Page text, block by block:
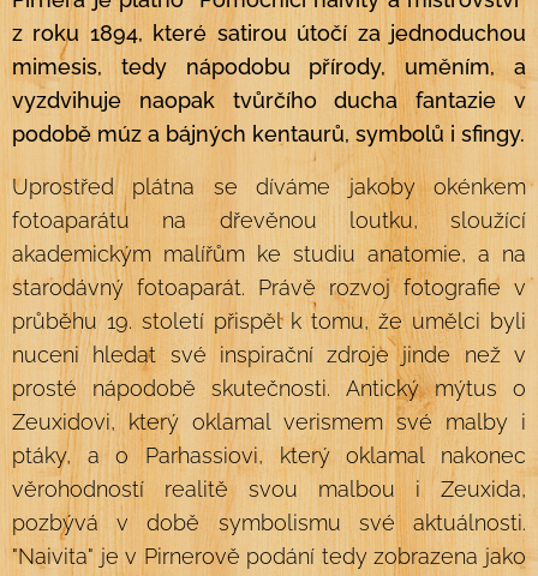
z roku 1894, které satirou útočí za jednoduchou
mimesis, tedy nápodobu přírody, uměním, a
vyzdvihuje naopak tvůrčího ducha fantazie v
podobě múz a bájných kentaurů, symbolů i sfingy.
Uprostřed plátna se díváme jakoby okénkem
fotoaparátu na dřevěnou loutku, sloužící
akademickým malířům ke studiu anatomie, a na
starodávný fotoaparát. Právě rozvoj fotografie v
průběhu 19. století přispěl k tomu, že umělci byli
nuceni hledat své inspirační zdroje jinde než v
prosté nápodobě skutečnosti. Antický mýtus o
Zeuxidovi, který oklamal verismem své malby i
ptáky, a o Parhassiovi, který oklamal nakonec
věrohodností realitě svou malbou i Zeuxida,
pozbývá v době symbolismu své aktuálnosti.
"Naivita" je v Pirnerově podání tedy zobrazena jako